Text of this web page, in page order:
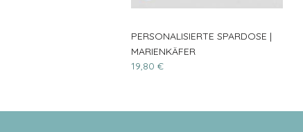
PERSONALISIERTE SPARDOSE |
MARIENKÄFER
19,80 €